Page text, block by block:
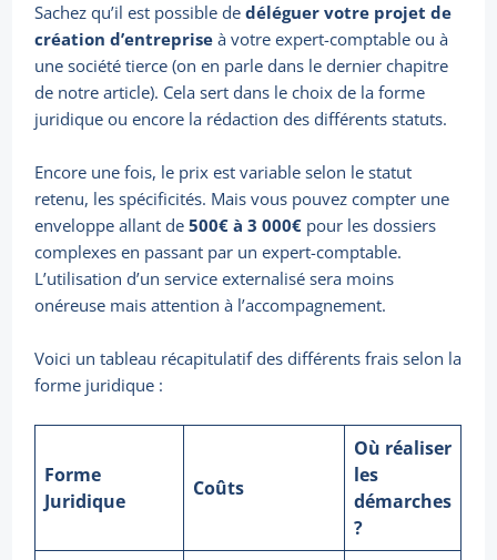
Sachez qu’il est possible dedéléguer votre projet de
création d’entreprise à votre expert-comptable ou à
une société tierce (on en parle dans le dernier chapitre
de notre article). Cela sert dans le choix de la forme
juridique ou encore la rédaction des différents statuts.
Encore une fois, le prix est variable selon le statut
retenu, les spécificités. Mais vous pouvez compter une
enveloppe allant de500€ à 3 000€ pour les dossiers
complexes en passant par un expert-comptable.
L’utilisation d’un service externalisé sera moins
onéreuse mais attention à l’accompagnement.
Voici un tableau récapitulatif des différents frais selon la
forme juridique :
Forme
Juridique
Coûts
Où réaliser
les
démarches
?